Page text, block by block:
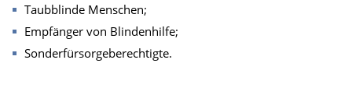
Taubblinde Menschen;
Empfänger von Blindenhilfe;
Sonderfürsorgeberechtigte.